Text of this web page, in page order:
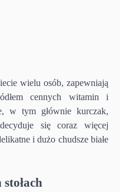
wielu osób, zapewniają
cennych witamin i
w tym głównie kurczak,
się coraz więcej
i dużo chudsze białe